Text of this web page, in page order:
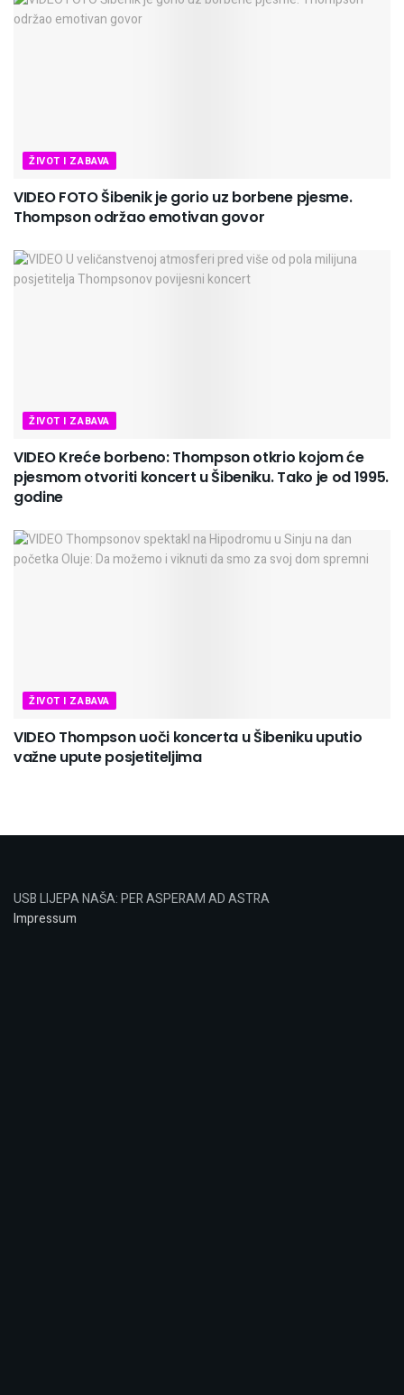
ŽIVOT I ZABAVA
VIDEO FOTO Šibenik je gorio uz borbene pjesme.
Thompson održao emotivan govor
ŽIVOT I ZABAVA
VIDEO Kreće borbeno: Thompson otkrio kojom će
pjesmom otvoriti koncert u Šibeniku. Tako je od 1995.
godine
ŽIVOT I ZABAVA
VIDEO Thompson uoči koncerta u Šibeniku uputio
važne upute posjetiteljima
USB LIJEPA NAŠA: PER ASPERAM AD ASTRA
Impressum